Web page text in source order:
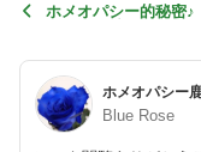
ホメオパシー的秘密
Blue Rose